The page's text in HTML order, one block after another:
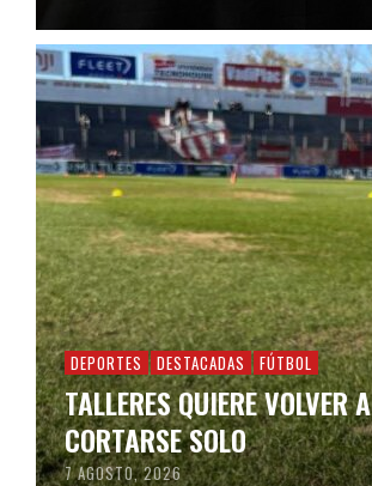
DEPORTES DESTACADAS FÚTBOL
TALLERES QUIERE VOLVER A
CORTARSE SOLO
7 AGOSTO, 2026